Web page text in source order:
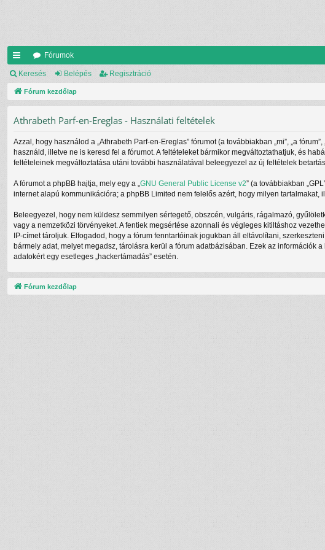
yo
rs
k
Fórumok
Keresés Belépés Regisztráció
Fórum kezdőlap
Athrabeth Parf-en-Ereglas - Használati feltételek
Azzal, hogy használod a „Athrabeth Parf-en-Ereglas” fórumot (a továbbiakban „mi”, „a
használd, illetve ne is keresd fel a fórumot. A feltételeket bármikor megváltoztathatjuk, és
feltételeinek megváltoztatása utáni további használatával beleegyezel az új feltételek
A fórumot a phpBB hajtja, mely egy a „ GNU General Public License v2” (a továbbiakban
internet alapú kommunikációra; a phpBB Limited nem felelős azért, hogy milyen
Beleegyezel, hogy nem küldesz semmilyen sértegető, obszcén, vulgáris, rágalmazó,
vagy a nemzetközi törvényeket. A fentiek megsértése azonnali és végleges kitiltáshoz
IP-címet tároljuk. Elfogadod, hogy a fórum fenntartóinak jogukban áll eltávolítani,
bármely adat, melyet megadsz, tárolásra kerül a fórum adatbázisában. Ezek az
adatokért egy esetleges „hackertámadás” esetén.
Fórum kezdőlap